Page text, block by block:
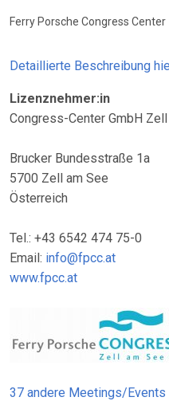
Ferry Porsche Congress Center
Detaillierte Beschreibung
Lizenznehmer:in
Congress-Center GmbH
Brucker Bundesstraße 1a
5700 Zell am See
Österreich
Tel.: +43 6542 474 75-0
Email: info@fpcc.at
www.fpcc.at
37 andere Meetings/